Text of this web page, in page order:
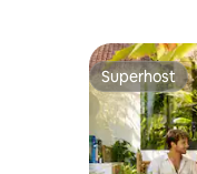
Superhost
Superhost